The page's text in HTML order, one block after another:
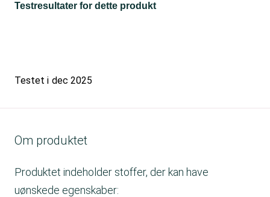
Testresultater for dette produkt
Testet i dec 2025
Om produktet
Produktet indeholder stoffer, der kan have
uønskede egenskaber: